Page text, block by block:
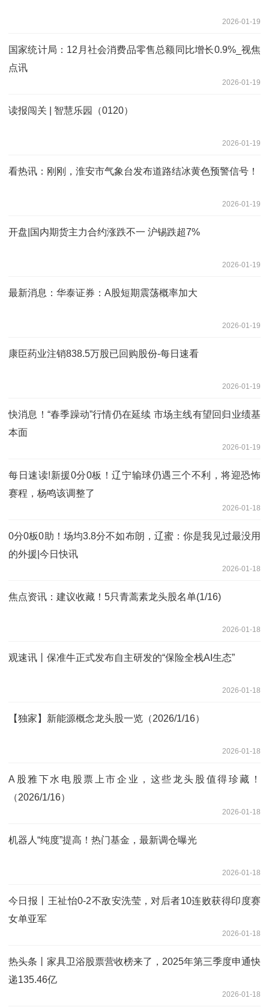
2026-01-19
国家统计局：12月社会消费品零售总额同比增长0.9%_视焦
点讯
2026-01-19
读报闯关 | 智慧乐园（0120）
2026-01-19
看热讯：刚刚，淮安市气象台发布道路结冰黄色预警信号！
2026-01-19
开盘|国内期货主力合约涨跌不一 沪锡跌超7%
2026-01-19
最新消息：华泰证券：A股短期震荡概率加大
2026-01-19
康臣药业注销838.5万股已回购股份-每日速看
2026-01-19
快消息！“春季躁动”行情仍在延续 市场主线有望回归业绩基
本面
2026-01-19
每日速读!新援0分0板！辽宁输球仍遇三个不利，将迎恐怖
赛程，杨鸣该调整了
2026-01-18
0分0板0助！场均3.8分不如布朗，辽蜜：你是我见过最没用
的外援|今日快讯
2026-01-18
焦点资讯：建议收藏！5只青蒿素龙头股名单(1/16)
2026-01-18
观速讯丨保准牛正式发布自主研发的“保险全栈AI生态”
2026-01-18
【独家】新能源概念龙头股一览（2026/1/16）
2026-01-18
A股雅下水电股票上市企业，这些龙头股值得珍藏！
（2026/1/16）
2026-01-18
机器人“纯度”提高！热门基金，最新调仓曝光
2026-01-18
今日报丨王祉怡0-2不敌安洗莹，对后者10连败获得印度赛
女单亚军
2026-01-18
热头条丨家具卫浴股票营收榜来了，2025年第三季度申通快
递135.46亿
2026-01-18